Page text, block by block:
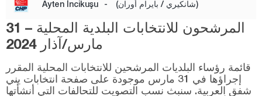
المركز
أورطا
صاتشاك
Ayten İncikuşu - (شانكيري / بايرام أوران)
المرشحون للانتخابات البلدية المحلية – 31
مارس/آذار 2024
قائمة رؤساء البلديات المرشحين للانتخابات المحلية المقرر
إجراؤها في 31 مارس موجودة على صفحة انتخابات يني
شفق العربية. سنبث نسب التصويت للتحالفات التي أنشأتها